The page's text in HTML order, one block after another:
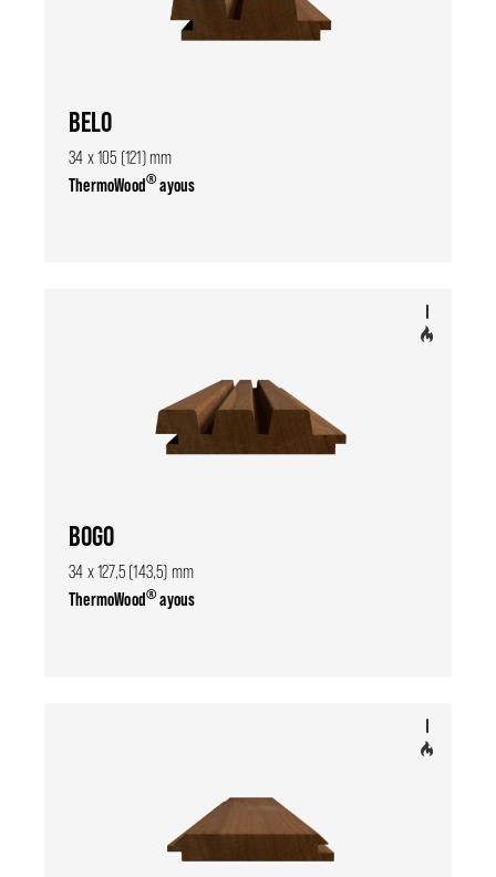
BELO
34 x 105 (121) mm
ThermoWood®ayous
BOGO
34 x 127,5 (143,5) mm
ThermoWood®ayous